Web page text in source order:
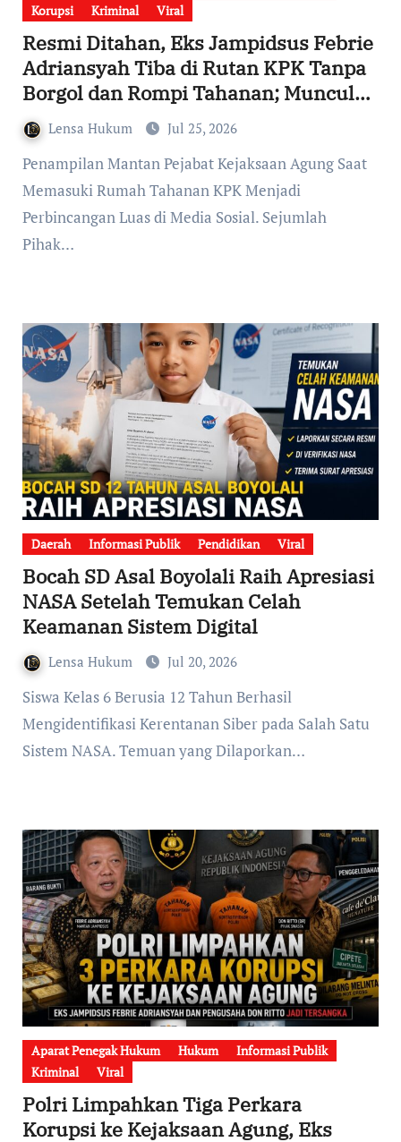
Korupsi
Kriminal Viral
Resmi Ditahan, Eks Jampidsus Febrie
Adriansyah Tiba di Rutan KPK Tanpa
Borgol dan Rompi Tahanan; Muncul
Sorotan Publik Soal Standar
Perlakuan Tahanan
Lensa Hukum Jul 25, 2026
Penampilan Mantan Pejabat Kejaksaan Agung Saat
Memasuki Rumah Tahanan KPK Menjadi
Perbincangan Luas di Media Sosial. Sejumlah
Pihak…
Daerah Informasi Publik Pendidikan Viral
Bocah SD Asal Boyolali Raih Apresiasi
NASA Setelah Temukan Celah
Keamanan Sistem Digital
Lensa Hukum Jul 20, 2026
Siswa Kelas 6 Berusia 12 Tahun Berhasil
Mengidentifikasi Kerentanan Siber pada Salah Satu
Sistem NASA. Temuan yang Dilaporkan…
Aparat Penegak Hukum Hukum
Informasi Publik
Kriminal
Viral
Polri Limpahkan Tiga Perkara
Korupsi ke Kejaksaan Agung, Eks